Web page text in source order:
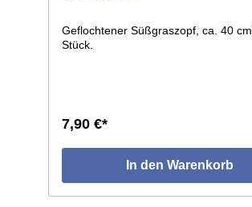
Geflochtener Süßgraszopf, ca. 40
Stück.
7,90 €*
In den Warenkorb